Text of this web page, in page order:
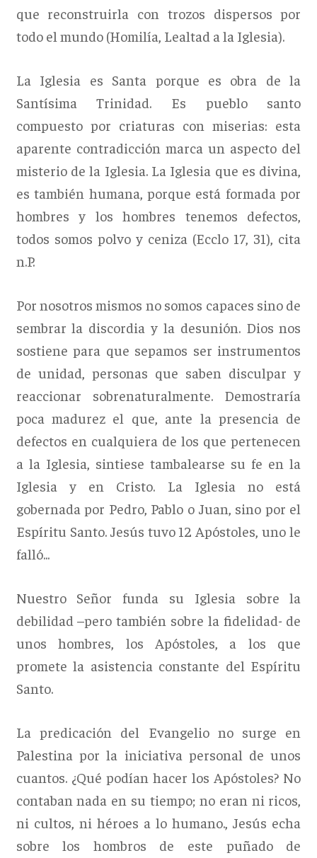
que reconstruirla con trozos dispersos por
todo el mundo (Homilía, Lealtad a la Iglesia).
La Iglesia es Santa porque es obra de la
Santísima Trinidad. Es pueblo santo
compuesto por criaturas con miserias: esta
aparente contradicción marca un aspecto del
misterio de la Iglesia. La Iglesia que es divina,
es también humana, porque está formada por
hombres y los hombres tenemos defectos,
todos somos polvo y ceniza (Ecclo 17, 31), cita
n.P.
Por nosotros mismos no somos capaces sino de
sembrar la discordia y la desunión. Dios nos
sostiene para que sepamos ser instrumentos
de unidad, personas que saben disculpar y
reaccionar sobrenaturalmente. Demostraría
poca madurez el que, ante la presencia de
defectos en cualquiera de los que pertenecen
a la Iglesia, sintiese tambalearse su fe en la
Iglesia y en Cristo. La Iglesia no está
gobernada por Pedro, Pablo o Juan, sino por el
Espíritu Santo. Jesús tuvo 12 Apóstoles, uno le
falló...
Nuestro Señor funda su Iglesia sobre la
debilidad –pero también sobre la fidelidad- de
unos hombres, los Apóstoles, a los que
promete la asistencia constante del Espíritu
Santo.
La predicación del Evangelio no surge en
Palestina por la iniciativa personal de unos
cuantos. ¿Qué podían hacer los Apóstoles? No
contaban nada en su tiempo; no eran ni ricos,
ni cultos, ni héroes a lo humano., Jesús echa
sobre los hombros de este puñado de